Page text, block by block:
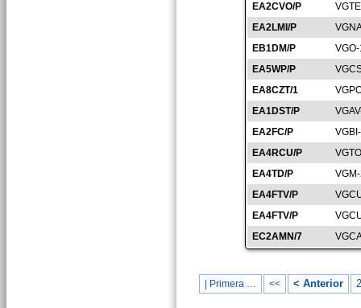
EA2CVO/P
EA2LMI/P
EB1DM/P
EA5WP/P
EA8CZT/1
EA1DST/P
EA2FC/P
EA4RCU/P
EA4TD/P
EA4FTV/P
EA4FTV/P
EC2AMN/7
| Primera … << < Anterior